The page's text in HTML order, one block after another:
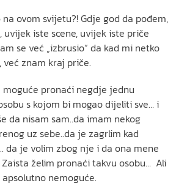
ovom svijetu?! Gdje god da pođem,
uvijek iste scene, uvijek iste priče
se već „izbrusio“ da kad mi netko
znam kraj priče.
moguće pronaći negdje jednu
s kojom bi mogao dijeliti sve… i
da nisam sam..da imam nekog
uz sebe..da je zagrlim kad
da je volim zbog nje i da ona mene
želim pronaći takvu osobu… Ali
nemoguće.